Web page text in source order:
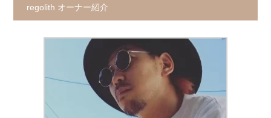
regolith オーナー紹介